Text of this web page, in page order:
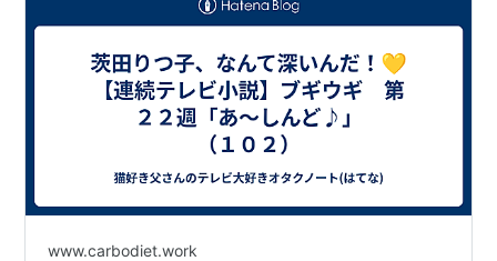
www.carbodiet.work